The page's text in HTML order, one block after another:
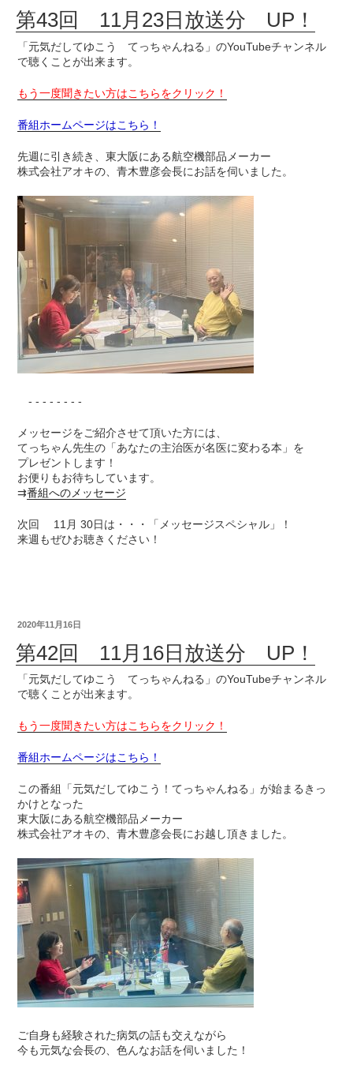
第43回 11月23日放送分 UP！
「元気だしてゆこう てっちゃんねる」のYouTubeチャンネル
で聴くことが出来ます。
もう一度聞きたい方はこちらをクリック！
番組ホームページはこちら！
先週に引き続き、東大阪にある航空機部品メーカー
株式会社アオキの、青木豊彦会長にお話を伺いました。
- - - - - - - -
メッセージをご紹介させて頂いた方には、
てっちゃん先生の「あなたの主治医が名医に変わる本」を
プレゼントします！
お便りもお待ちしています。
⇉番組へのメッセージ
次回 11月 30日は・・・「メッセージスペシャル」！
来週もぜひお聴きください！
2020年11月16日
第42回 11月16日放送分 UP！
「元気だしてゆこう てっちゃんねる」のYouTubeチャンネル
で聴くことが出来ます。
もう一度聞きたい方はこちらをクリック！
番組ホームページはこちら！
この番組「元気だしてゆこう！てっちゃんねる」が始まるきっ
かけとなった
東大阪にある航空機部品メーカー
株式会社アオキの、青木豊彦会長にお越し頂きました。
ご自身も経験された病気の話も交えながら
今も元気な会長の、色んなお話を伺いました！